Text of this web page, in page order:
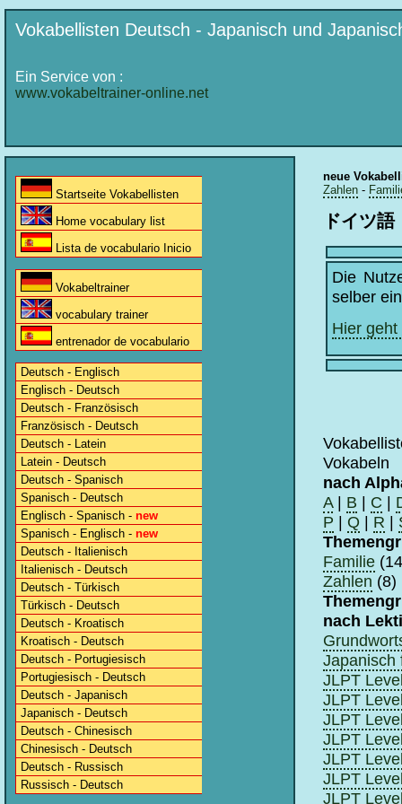
Vokabellisten Deutsch - Japanisch und
Ein Service von :
www.vokabeltrainer-online.net
Startseite Vokabellisten
Home vocabulary list
Lista de vocabulario Inicio
Vokabeltrainer
vocabulary trainer
entrenador de vocabulario
Deutsch - Englisch
Englisch - Deutsch
Deutsch - Französisch
Französisch - Deutsch
Deutsch - Latein
Latein - Deutsch
Deutsch - Spanisch
Spanisch - Deutsch
Englisch - Spanisch - new
Spanisch - Englisch - new
Deutsch - Italienisch
Italienisch - Deutsch
Deutsch - Türkisch
Türkisch - Deutsch
Deutsch - Kroatisch
Kroatisch - Deutsch
Deutsch - Portugiesisch
Portugiesisch - Deutsch
Deutsch - Japanisch
Japanisch - Deutsch
Deutsch - Chinesisch
Chinesisch - Deutsch
Deutsch - Russisch
Russisch - Deutsch
neue
Zahlen -
ドイツ
Die
selber
Hier
Vokabeln
nach
A| B | C |
P | Q | R |
Familie
Zahlen (8)
nach
Japanisch
JLPT
JLPT
JLPT
JLPT
JLPT
JLPT
JLPT